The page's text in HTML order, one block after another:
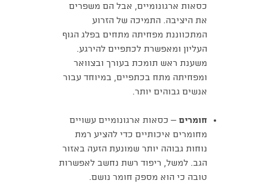
כסאות ארגונומיים, אבל הם משפרים
את היציבה. התמיכה של הזרוע
המתכווננת מפחיתה מתחים בפלג הגוף
העליון ומאפשרת לכתפיים להירגע.
משענת ראש תומכת בעורך ובצוואר
ומפחיתה מתח בכתפיים, במיוחד עבור
אנשים גבוהים יותר.
חומרים – כסאות ארגונומיים עשויים
מחומרים איכותיים כדי להציע רמת
נוחות גבוהה יותר שמונעת הזעה באזור
הגב. למשל, ריפוד רשת נחשב לאפשרות
טובה כי הוא מספק חומר נושם.